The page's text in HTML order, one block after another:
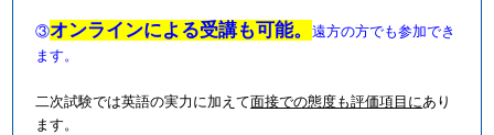
③オンラインによる受講も可能。遠方の方でも参加でき
ます。
二次試験では英語の実力に加えて面接での態度も評価項目にあり
ます。